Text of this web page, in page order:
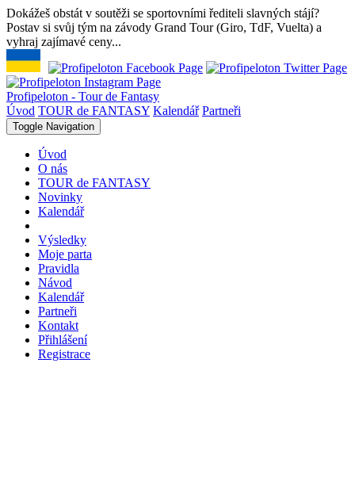
Dokážeš obstát v soutěži se sportovními řediteli slavných stájí?
Postav si svůj tým na závody Grand Tour (Giro, TdF, Vuelta) a
vyhraj zajímavé ceny...
Profipeloton - Tour de Fantasy
Úvod TOUR de FANTASY Kalendář Partneři
Toggle Navigation
Úvod
O nás
TOUR de FANTASY
Novinky
Kalendář
Výsledky
Moje parta
Pravidla
Návod
Kalendář
Partneři
Kontakt
Přihlášení
Registrace